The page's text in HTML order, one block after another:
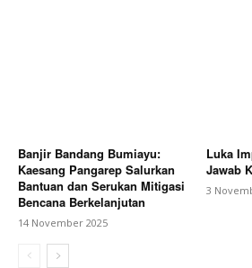
Banjir Bandang Bumiayu:
Kaesang Pangarep Salurkan
Bantuan dan Serukan Mitigasi
Bencana Berkelanjutan
14 November 2025
Luka
Jawab
3